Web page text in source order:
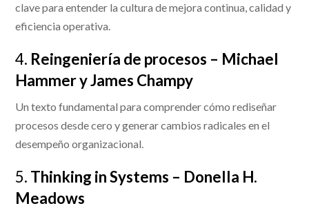
clave para entender la cultura de mejora continua, calidad y
eficiencia operativa.
4. Reingeniería de procesos – Michael
Hammer y James Champy
Un texto fundamental para comprender cómo rediseñar
procesos desde cero y generar cambios radicales en el
desempeño organizacional.
5. Thinking in Systems – Donella H.
Meadows